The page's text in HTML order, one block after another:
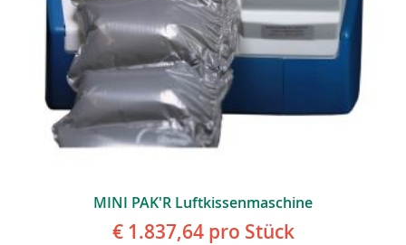
MINI PAK'R Luftkissenmaschine
€ 1.837,64pro Stück